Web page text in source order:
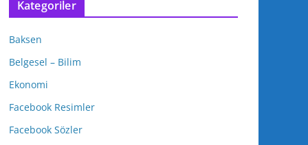
Kategoriler
Baksen
Belgesel – Bilim
Ekonomi
Facebook Resimler
Facebook Sözler